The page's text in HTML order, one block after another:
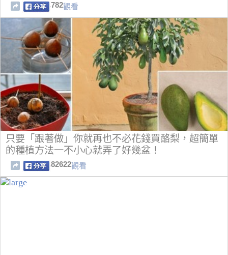
782觀看
只要「跟著做」你就再也不必花錢買酪梨，超簡單
的種植方法一不小心就弄了好幾盆！
82622觀看